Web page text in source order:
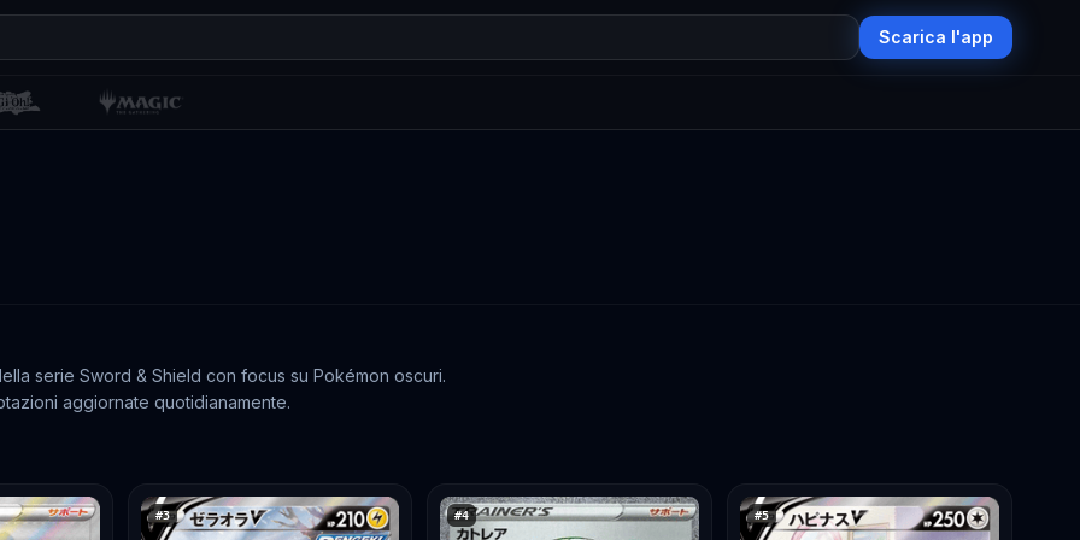
Scarica l'app
serie Sword & Shield con focus su Pokémon oscuri.
aggiornate quotidianamente.
#3 #4 #5